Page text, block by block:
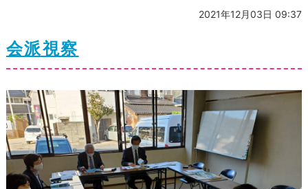
2021年12月03日 09:37
会派視察